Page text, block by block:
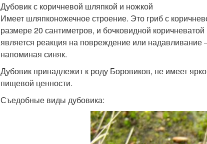
Дубовик с коричневой шляпкой и ножкой
Имеет шляпконожечное строение. Это гриб с
размере 20 сантиметров, и бочковидной
является реакция на повреждение или
напоминая синяк.
Дубовик принадлежит к роду Боровиков, не имеет
пищевой ценности.
Съедобные виды дубовика: